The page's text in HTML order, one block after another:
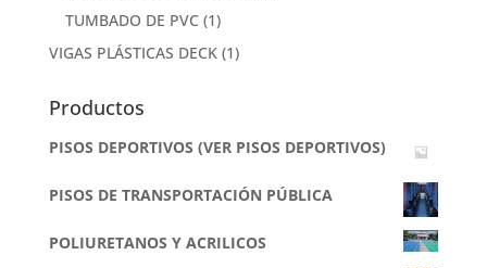
TUMBADO DE PVC (1)
VIGAS PLÁSTICAS DECK (1)
Productos
PISOS DEPORTIVOS (VER PISOS DEPORTIVOS)
PISOS DE TRANSPORTACIÓN PÚBLICA
POLIURETANOS Y ACRILICOS